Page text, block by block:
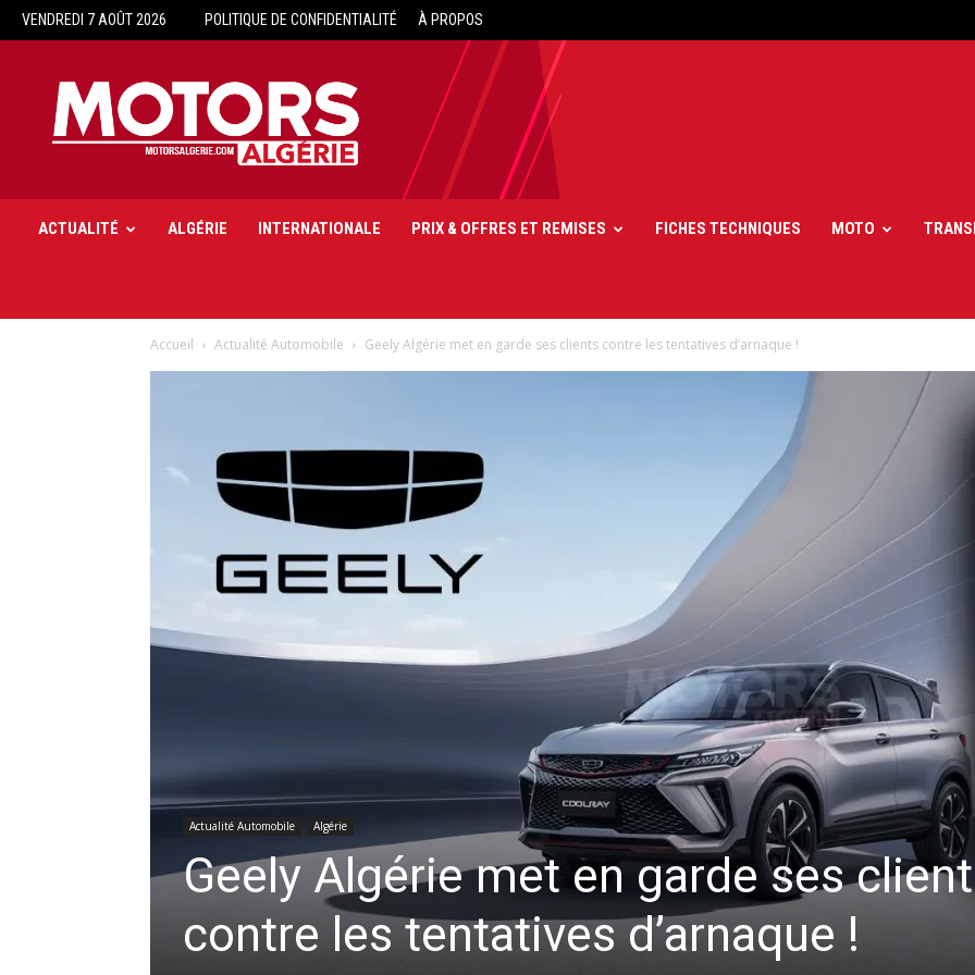
VENDREDI 7 AOÛT 2026 POLITIQUE DE CONFIDENTIALITÉ À PROPOS
Motors
Algérie
ACTUALITÉ ALGÉRIE INTERNATIONALE PRIX & OFFRES ET REMISES FICHES TECHNIQUES MOTO
Accueil Actualité Automobile Geely Algérie met en garde ses clients contre les tentatives d’arnaque !
Actualité Automobile Algérie
Geely Algérie met en garde ses
contre les tentatives d’arnaque !